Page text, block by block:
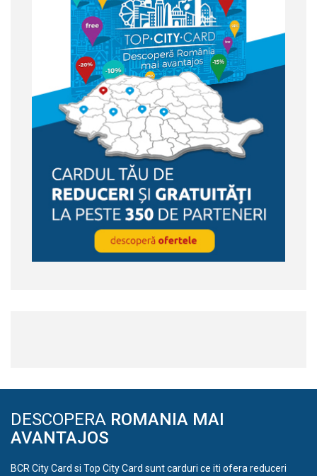
DESCOPERA ROMANIA MAI
AVANTAJOS
BCR City Card si Top City Card sunt carduri ce iti ofera reduceri